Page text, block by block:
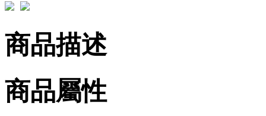
商品描述
商品屬性